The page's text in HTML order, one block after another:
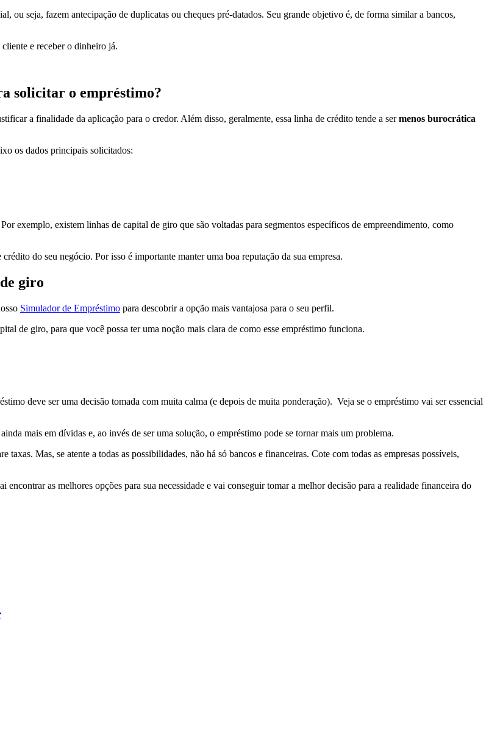
ou seja, fazem antecipação de duplicatas ou cheques pré-datados. Seu grande objetivo é, de forma similar a bancos,
e receber o dinheiro já.
solicitar o empréstimo?
a finalidade da aplicação para o credor. Além disso, geralmente, essa linha de crédito tende a sermenos burocrática
os dados principais solicitados:
exemplo, existem linhas de capital de giro que são voltadas para segmentos específicos de empreendimento, como
do seu negócio. Por isso é importante manter uma boa reputação da sua empresa.
giro
Simulador de Empréstimo para descobrir a opção mais vantajosa para o seu perfil.
de giro, para que você possa ter uma noção mais clara de como esse empréstimo funciona.
deve ser uma decisão tomada com muita calma (e depois de muita ponderação). Veja se o empréstimo vai ser essencial
mais em dívidas e, ao invés de ser uma solução, o empréstimo pode se tornar mais um problema.
Mas, se atente a todas as possibilidades, não há só bancos e financeiras. Cote com todas as empresas possíveis,
encontrar as melhores opções para sua necessidade e vai conseguir tomar a melhor decisão para a realidade financeira do